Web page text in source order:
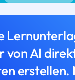
von AI
erstellen.